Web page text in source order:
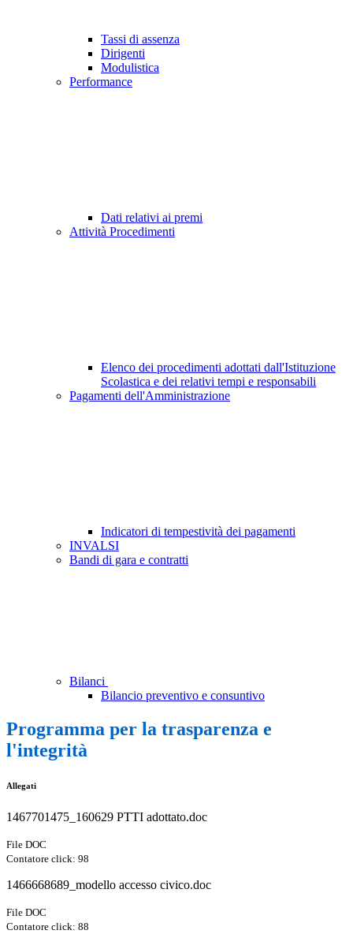
Tassi di assenza
Dirigenti
Modulistica
Performance
Dati relativi ai premi
Attività Procedimenti
Elenco dei procedimenti adottati dall'Istituzione
Scolastica e dei relativi tempi e responsabili
Pagamenti dell'Amministrazione
Indicatori di tempestività dei pagamenti
INVALSI
Bandi di gara e contratti
Bilanci
Bilancio preventivo e consuntivo
Programma per la trasparenza e
l'integrità
Allegati
1467701475_160629 PTTI adottato.doc
File DOC
Contatore click: 98
1466668689_modello accesso civico.doc
File DOC
Contatore click: 88